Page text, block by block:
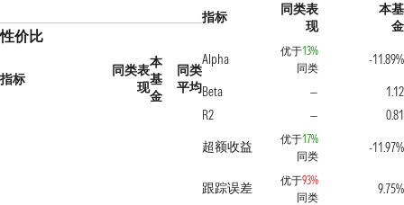
性价比
指标
同类表
现
本
基
金
同类
平均
指标
同类表
现
本基
金
Alpha
优于13%
同类
-11.89%
Beta
—
1.12
R2
—
0.81
超额收益
优于17%
同类
-11.97%
跟踪误差 优于93%
同类
9.75%